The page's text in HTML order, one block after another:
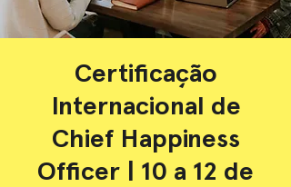
Certificação
Internacional de
Chief Happiness
Officer | 10 a 12 de